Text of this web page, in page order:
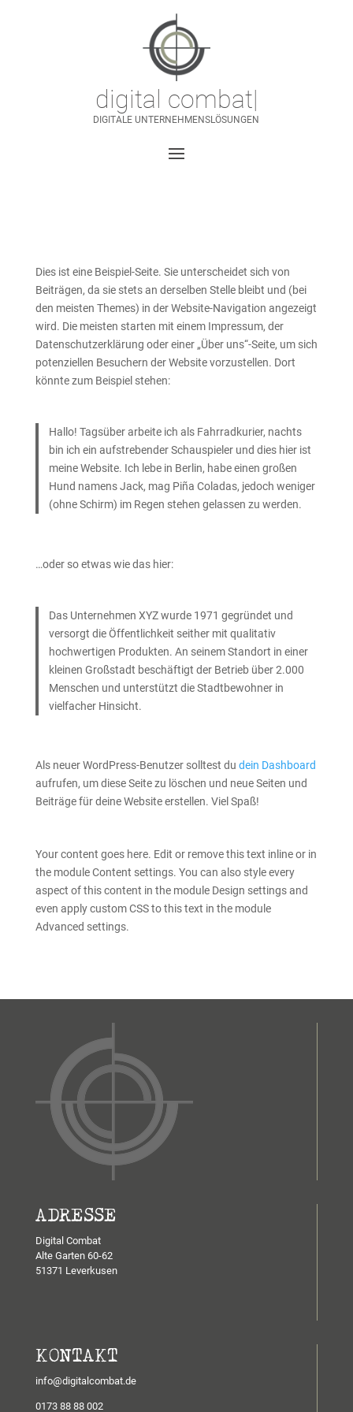
digital combat|
DIGITALE UNTERNEHMENSLÖSUNGEN
Dies ist eine Beispiel-Seite. Sie unterscheidet sich von
Beiträgen, da sie stets an derselben Stelle bleibt und (bei
den meisten Themes) in der Website-Navigation angezeigt
wird. Die meisten starten mit einem Impressum, der
Datenschutzerklärung oder einer „Über uns“-Seite, um sich
potenziellen Besuchern der Website vorzustellen. Dort
könnte zum Beispiel stehen:
Hallo! Tagsüber arbeite ich als Fahrradkurier, nachts
bin ich ein aufstrebender Schauspieler und dies hier ist
meine Website. Ich lebe in Berlin, habe einen großen
Hund namens Jack, mag Piña Coladas, jedoch weniger
(ohne Schirm) im Regen stehen gelassen zu werden.
…oder so etwas wie das hier:
Das Unternehmen XYZ wurde 1971 gegründet und
versorgt die Öffentlichkeit seither mit qualitativ
hochwertigen Produkten. An seinem Standort in einer
kleinen Großstadt beschäftigt der Betrieb über 2.000
Menschen und unterstützt die Stadtbewohner in
vielfacher Hinsicht.
Als neuer WordPress-Benutzer solltest du dein Dashboard
aufrufen, um diese Seite zu löschen und neue Seiten und
Beiträge für deine Website erstellen. Viel Spaß!
Your content goes here. Edit or remove this text inline or in
the module Content settings. You can also style every
aspect of this content in the module Design settings and
even apply custom CSS to this text in the module
Advanced settings.
ADRESSE
Digital Combat
Alte Garten 60-62
51371 Leverkusen
KONTAKT
info@digitalcombat.de
0173 88 88 002